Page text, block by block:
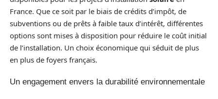
France. Que ce soit par le biais de crédits d’impôt, de
subventions ou de prêts à faible taux d’intérêt, différentes
options sont mises à disposition pour réduire le coût initial
de l’installation. Un choix économique qui séduit de plus
en plus de foyers français.
Un engagement envers la durabilité environnementale